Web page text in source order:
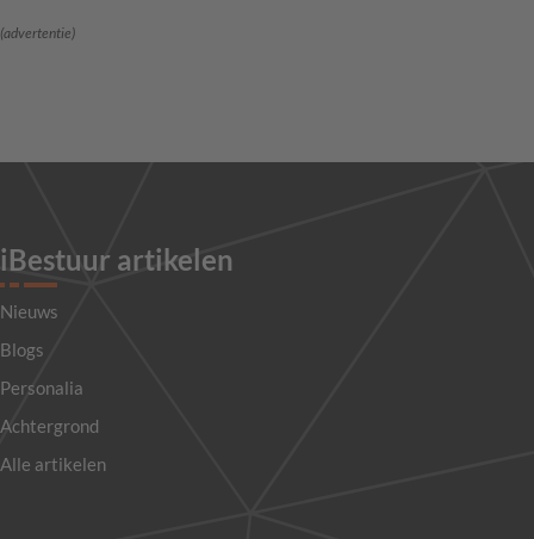
(advertentie)
iBestuur artikelen
Nieuws
Blogs
Personalia
Achtergrond
Alle artikelen